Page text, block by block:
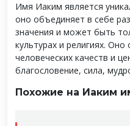
Имя Иаким является
оно объединяет в себе
значения и может быть
культурах и религиях.
человеческих качеств и
благословение, сила,
Похожие на Иаким